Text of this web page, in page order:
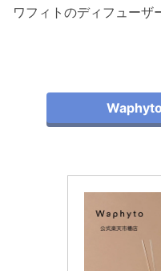
ワフィトのディフューザ